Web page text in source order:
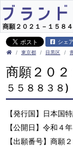
商願２０２１－１５８
シェア
東京都 目黒区
商願２０
５５８８３８)
【発行国】日本国
【公開日】令和４
【出願番号】商願